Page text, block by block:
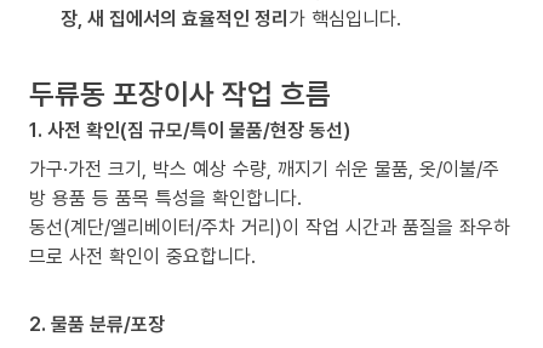
장, 새 집에서의 효율적인 정리가 핵심입니다.
두류동 포장이사 작업 흐름
1. 사전 확인(짐 규모/특이 물품/현장 동선)
가구·가전 크기, 박스 예상 수량, 깨지기 쉬운 물품, 옷/이불/주
방 용품 등 품목 특성을 확인합니다.
동선(계단/엘리베이터/주차 거리)이 작업 시간과 품질을 좌우하
므로 사전 확인이 중요합니다.
2. 물품 분류/포장